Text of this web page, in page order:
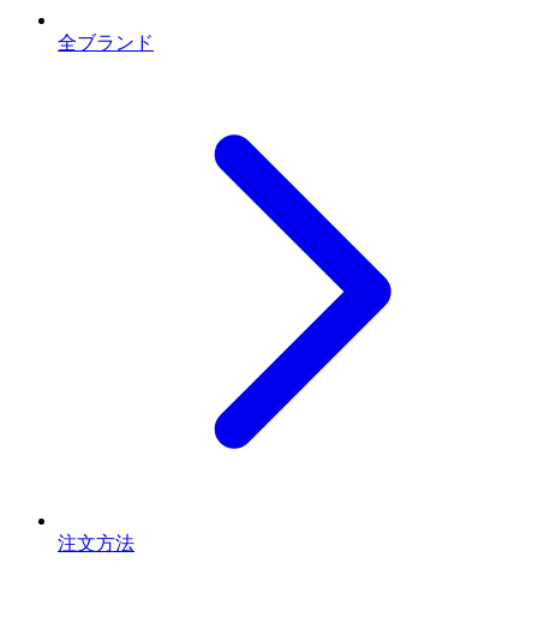
全ブランド
注文方法